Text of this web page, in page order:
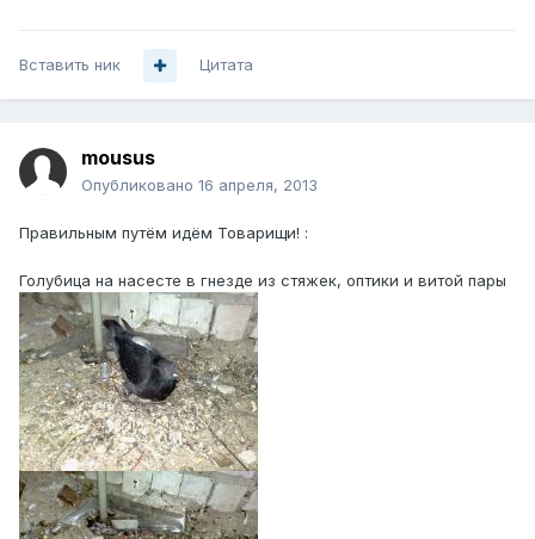
Вставить ник Цитата
mousus
Опубликовано 16 апреля, 2013
Правильным путём идём Товарищи! :
Голубица на насесте в гнезде из стяжек, оптики и витой пары